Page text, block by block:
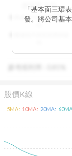
價值環3分
分數越高代表投資價值越
高
「基本面三環
發。將公司基
股利報酬率好
透過數據分析
股價K線
5MA: 10MA: 20MA: 60